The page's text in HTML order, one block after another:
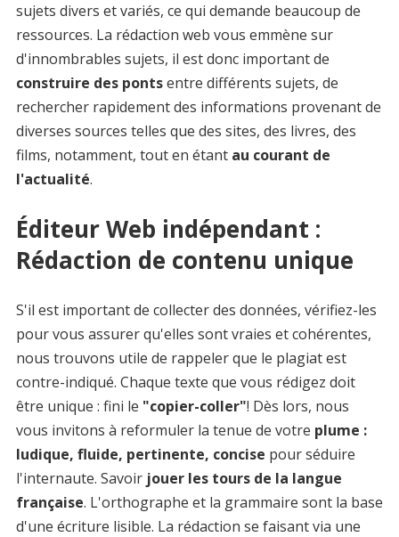
sujets divers et variés, ce qui demande beaucoup de
ressources. La rédaction web vous emmène sur
d'innombrables sujets, il est donc important de
construire des pontsentre différents sujets, de
rechercher rapidement des informations provenant de
diverses sources telles que des sites, des livres, des
films, notamment, tout en étant au courant de
l'actualité.
Éditeur Web indépendant :
Rédaction de contenu unique
S'il est important de collecter des données, vérifiez-les
pour vous assurer qu'elles sont vraies et cohérentes,
nous trouvons utile de rappeler que le plagiat est
contre-indiqué. Chaque texte que vous rédigez doit
être unique : fini le "copier-coller"! Dès lors, nous
vous invitons à reformuler la tenue de votre plume :
ludique, fluide, pertinente, concise pour séduire
l'internaute. Savoir jouer les tours de la langue
française. L'orthographe et la grammaire sont la base
d'une écriture lisible. La rédaction se faisant via une